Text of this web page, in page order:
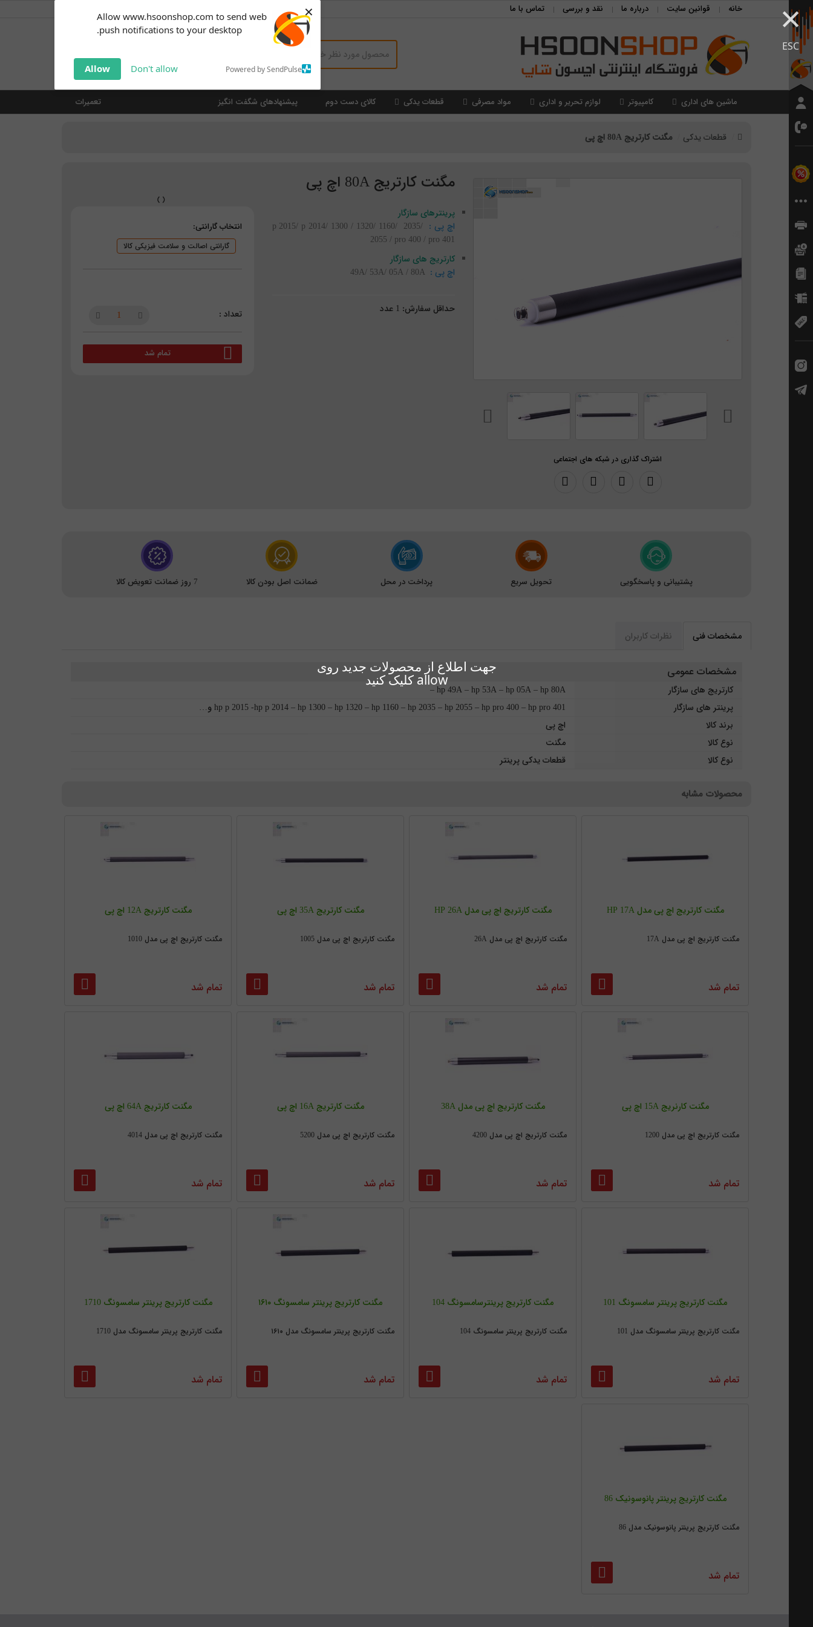
Allow www.hsoonshop.com to send web
push notifications to your desktop.
Powered by SendPulse
Don't allow
Allow
× ×
ESC
جهت اطلاع از محصولات جدید روی
allow کلیک کنید
notifications!
Click the bell icon to enable
خانه قوانین سایت درباره ما نقد و بررسی تماس با ما
ماشین های اداری کامپیوتر لوازم تحریر و اداری مواد مصرفی قطعات یدکی کالای دست دوم پیشنهادهای شگفت انگیز تعمیرات
قطعات یدکی مگنت کارتریج 80A اچ پی
اشتراک گذاری در شبکه های اجتماعی
مگنت کارتریج 80A اچ پی
پرینترهای سازگار
اچ پی : p 2015/ p 2014/ 1300 / 1320/ 1160/ 2035/
2055 / pro 400 / pro 401
کارتریج های سازگار
اچ پی :
حداقل سفارش: 1 عدد
انتخاب گارانتی:
گارانتی اصالت و سلامت فیزیکی کالا
تمام شد
پشتیبانی و پاسخگویی تحویل سریع پرداخت در محل ضمانت اصل بودن کالا 7 روز ضمانت تعویض کالا
مشخصات فنی نظرات کاربران
مشخصات عمومی
کارتریج های سازگار
hp 49A – hp 53A – hp 05A – hp 80A –
پرینتر های سازگار
hp p 2015 -hp p 2014 – hp 1300 – hp 1320 – hp 1160 – hp 2035 – hp 2055 – hp pro 400 – hp pro 401 و…
برند کالا
اچ پی
نوع کالا
مگنت
نوع کالا
قطعات یدکی پرینتر
محصولات مشابه
مگنت کارتریج اچ پی مدل HP 17A
مگنت کارتریج اچ پی مدل 17A
تمام شد
مگنت کارتریج اچ پی مدل HP 26A
مگنت کارتریج اچ پی مدل 26A
تمام شد
مگنت کارتریج 35A اچ پی
مگنت کارتریج اچ پی مدل 1005
تمام شد
مگنت کارتریج 12A اچ پی
مگنت کارتریج اچ پی مدل 1010
تمام شد
مگنت کارنریج 15A اچ پی
مگنت کارتریج اچ پی مدل 1200
تمام شد
مگنت کارتریج اچ پی مدل 38A
مگنت کارتریج اچ پی مدل 4200
تمام شد
مگنت کارتریج 16A اچ پی
مگنت کارتریج اچ پی مدل 5200
تمام شد
مگنت کارتریج 64A اچ پی
مگنت کارتریج اچ پی مدل 4014
تمام شد
مگنت کارتریج پرینتر سامسونگ 101
مگنت کارتریج پرینتر سامسونگ مدل 101
تمام شد
مگنت کارتریج پرینترسامسونگ 104
مگنت کارتریج پرینتر سامسونگ 104
تمام شد
مگنت کارتریج پرینتر سامسونگ ۱۶۱۰
مگنت کارتریج پرینتر سامسونگ مدل ۱۶۱۰
تمام شد
مگنت کارتریج پرینتر سامسونگ 1710
مگنت کارتریج پرینتر سامسونگ مدل 1710
تمام شد
مگنت کارتریج پرینتر پانوسونیک 86
مگنت کارتریج پرینتر پانوسونیک مدل 86
تمام شد